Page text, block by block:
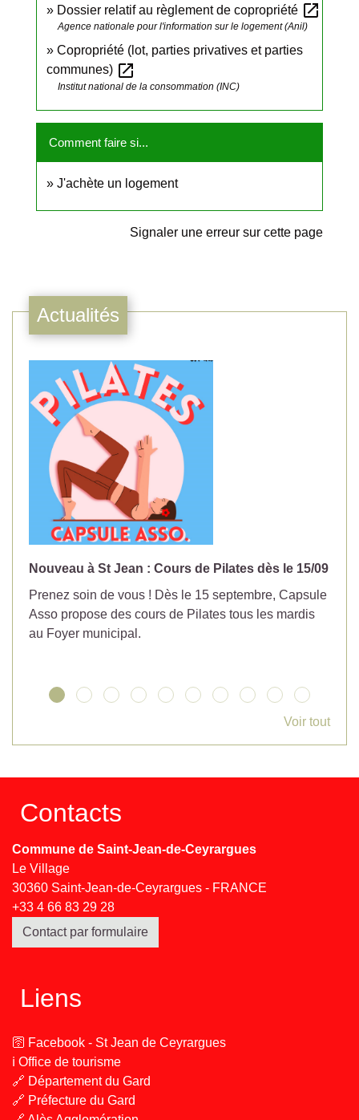
Dossier relatif au règlement de copropriété open_in_new
Agence nationale pour l'information sur le logement (Anil)
Copropriété (lot, parties privatives et parties
communes) open_in_new
Institut national de la consommation (INC)
Comment faire si...
J'achète un logement
Signaler une erreur sur cette page
Actualités
Nouveau à St Jean : Cours de Pilates dès le 15/09
Prenez soin de vous ! Dès le 15 septembre, Capsule
Asso propose des cours de Pilates tous les mardis
au Foyer municipal.
Voir tout
Contacts
Commune de Saint-Jean-de-Ceyrargues
Le Village
30360 Saint-Jean-de-Ceyrargues - FRANCE
+33 4 66 83 29 28
Contact par formulaire
Liens
🛜 Facebook - St Jean de Ceyrargues
ℹ️ Office de tourisme
🔗 Département du Gard
🔗 Préfecture du Gard